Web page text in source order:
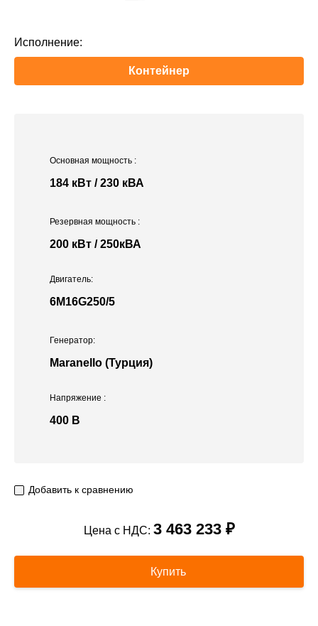
Исполнение:
Контейнер
Основная мощность :
184 кВт / 230 кВА
Двигатель:
6M16G250/5
Напряжение :
400 В
Резервная мощность :
200 кВт / 250кВА
Генератор:
Maranello (Турция)
Добавить к сравнению
Цена с НДС: 3 463 233 ₽
Купить